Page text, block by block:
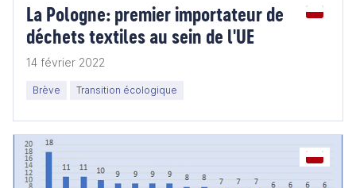
La Pologne: premier importateur de
déchets textiles au sein de l'UE
14 février 2022
Brève Transition écologique